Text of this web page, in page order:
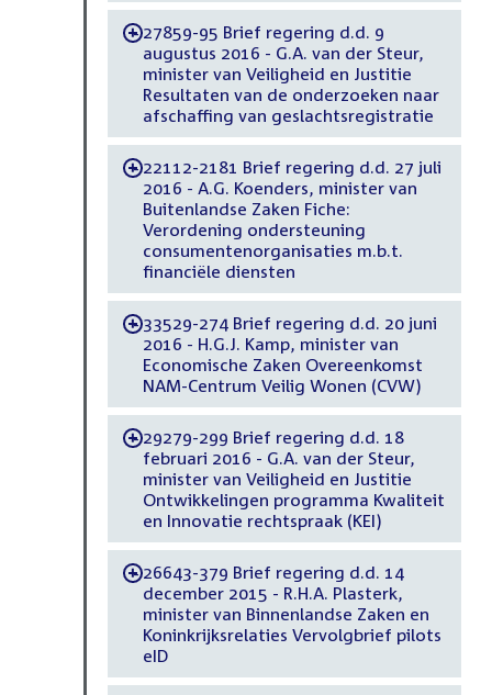
-27859-95 Brief regering d.d. 9
augustus 2016 - G.A. van der Steur,
minister van Veiligheid en Justitie
Resultaten van de onderzoeken naar
afschaffing van geslachtsregistratie
-22112-2181 Brief regering d.d. 27 juli
2016 - A.G. Koenders, minister van
Buitenlandse Zaken Fiche:
Verordening ondersteuning
consumentenorganisaties m.b.t.
financiële diensten
-33529-274 Brief regering d.d. 20 juni
2016 - H.G.J. Kamp, minister van
Economische Zaken Overeenkomst
NAM-Centrum Veilig Wonen (CVW)
-29279-299 Brief regering d.d. 18
februari 2016 - G.A. van der Steur,
minister van Veiligheid en Justitie
Ontwikkelingen programma Kwaliteit
en Innovatie rechtspraak (KEI)
-26643-379 Brief regering d.d. 14
december 2015 - R.H.A. Plasterk,
minister van Binnenlandse Zaken en
Koninkrijksrelaties Vervolgbrief pilots
eID